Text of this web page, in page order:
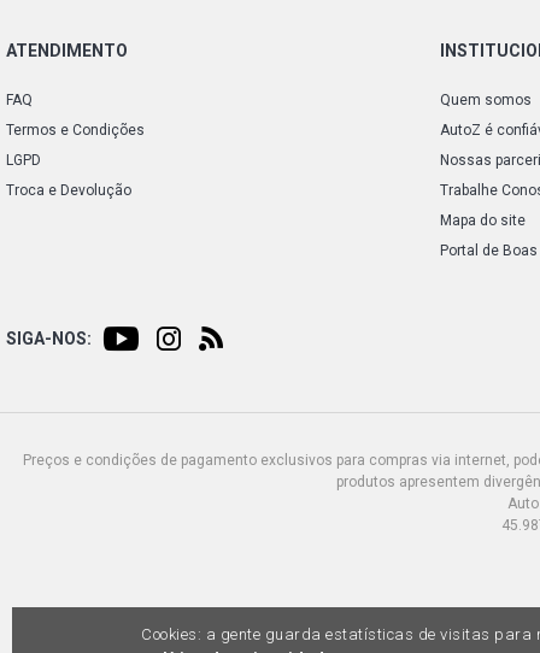
ATENDIMENTO
FAQ
Termos e Condições
LGPD
Troca e Devolução
Quem somos
AutoZ é
Nossas
Trabalhe
Mapa do site
Portal de
SIGA-NOS:
Preços e condições de pagamento exclusivos para compras via internet,
produtos apresentem
Cookies: a gente guarda estatísticas de visitas para